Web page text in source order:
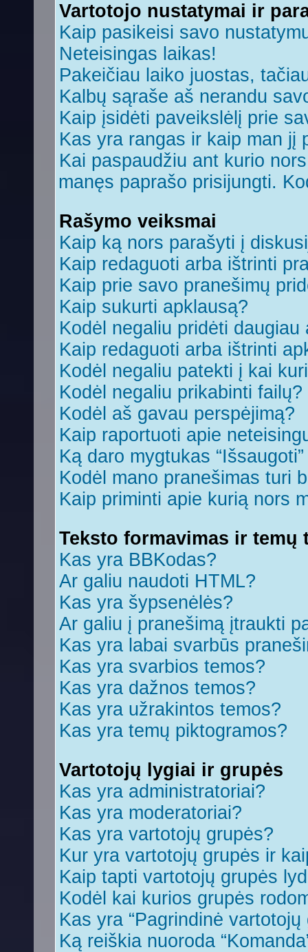
Vartotojo nustatymai ir
Kaip pasikeisi savo
Neteisingas laikas!
Pakeičiau laiko juostas,
Kalbų sąraše aš nerandu
Kaip įsidėti paveikslėlį prie
Kas yra rangas ir kaip man jį
Kai paspaudžiu ant kurio
manęs paprašo prisijungti.
Rašymo veiksmai
Kaip ką nors parašyti į
Kaip redaguoti arba ištrinti
Kaip prie savo pranešimų
Kaip sukurti apklausą?
Kodėl negaliu pridėti
Kaip redaguoti arba ištrinti
Kodėl negaliu patekti į kai
Kodėl negaliu prikabinti failų?
Kodėl aš gavau perspėjimą?
Kaip raportuoti apie
Ką daro mygtukas
Kodėl mano pranešimas turi
Kaip priminti apie kurią nors
Teksto formavimas ir temų
Kas yra BBKodas?
Ar galiu naudoti HTML?
Kas yra šypsenėlės?
Ar galiu į pranešimą įtraukti
Kas yra labai svarbūs
Kas yra svarbios temos?
Kas yra dažnos temos?
Kas yra užrakintos temos?
Kas yra temų piktogramos?
Vartotojų lygiai ir grupės
Kas yra administratoriai?
Kas yra moderatoriai?
Kas yra vartotojų grupės?
Kur yra vartotojų grupės ir
Kaip tapti vartotojų grupės
Kodėl kai kurios grupės
Kas yra “Pagrindinė vartotojų
Ką reiškia nuoroda